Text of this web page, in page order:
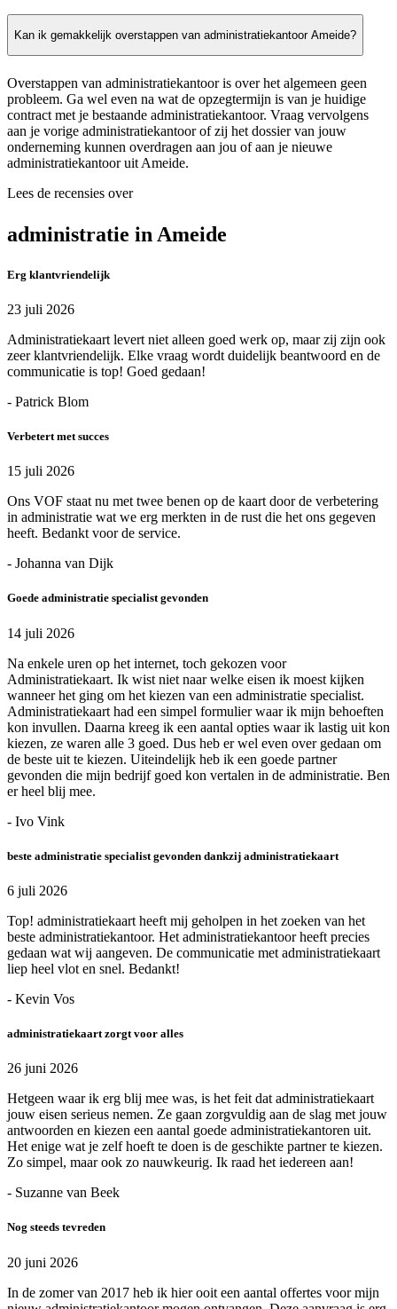
Kan ik gemakkelijk overstappen van administratiekantoor Ameide?
Overstappen van administratiekantoor is over het algemeen geen
probleem. Ga wel even na wat de opzegtermijn is van je huidige
contract met je bestaande administratiekantoor. Vraag vervolgens
aan je vorige administratiekantoor of zij het dossier van jouw
onderneming kunnen overdragen aan jou of aan je nieuwe
administratiekantoor uit Ameide.
Lees de recensies over
administratie in Ameide
Erg klantvriendelijk
23 juli 2026
Administratiekaart levert niet alleen goed werk op, maar zij zijn ook
zeer klantvriendelijk. Elke vraag wordt duidelijk beantwoord en de
communicatie is top! Goed gedaan!
- Patrick Blom
Verbetert met succes
15 juli 2026
Ons VOF staat nu met twee benen op de kaart door de verbetering
in administratie wat we erg merkten in de rust die het ons gegeven
heeft. Bedankt voor de service.
- Johanna van Dijk
Goede administratie specialist gevonden
14 juli 2026
Na enkele uren op het internet, toch gekozen voor
Administratiekaart. Ik wist niet naar welke eisen ik moest kijken
wanneer het ging om het kiezen van een administratie specialist.
Administratiekaart had een simpel formulier waar ik mijn behoeften
kon invullen. Daarna kreeg ik een aantal opties waar ik lastig uit kon
kiezen, ze waren alle 3 goed. Dus heb er wel even over gedaan om
de beste uit te kiezen. Uiteindelijk heb ik een goede partner
gevonden die mijn bedrijf goed kon vertalen in de administratie. Ben
er heel blij mee.
- Ivo Vink
beste administratie specialist gevonden dankzij administratiekaart
6 juli 2026
Top! administratiekaart heeft mij geholpen in het zoeken van het
beste administratiekantoor. Het administratiekantoor heeft precies
gedaan wat wij aangeven. De communicatie met administratiekaart
liep heel vlot en snel. Bedankt!
- Kevin Vos
administratiekaart zorgt voor alles
26 juni 2026
Hetgeen waar ik erg blij mee was, is het feit dat administratiekaart
jouw eisen serieus nemen. Ze gaan zorgvuldig aan de slag met jouw
antwoorden en kiezen een aantal goede administratiekantoren uit.
Het enige wat je zelf hoeft te doen is de geschikte partner te kiezen.
Zo simpel, maar ook zo nauwkeurig. Ik raad het iedereen aan!
- Suzanne van Beek
Nog steeds tevreden
20 juni 2026
In de zomer van 2017 heb ik hier ooit een aantal offertes voor mijn